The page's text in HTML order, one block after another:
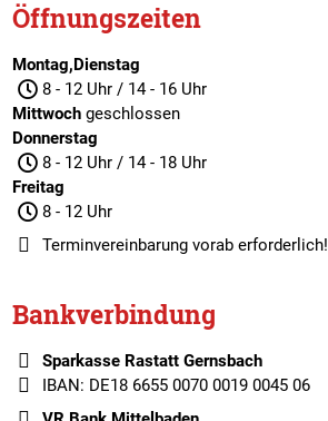
Öffnungszeiten
Montag,Dienstag
8 - 12 Uhr / 14 - 16 Uhr
Mittwochgeschlossen
Donnerstag
8 - 12 Uhr / 14 - 18 Uhr
Freitag
8 - 12 Uhr
Terminvereinbarungvorab erforderlich!
Bankverbindung
Sparkasse Rastatt Gernsbach
IBAN: DE18 6655 0070 0019 0045 06